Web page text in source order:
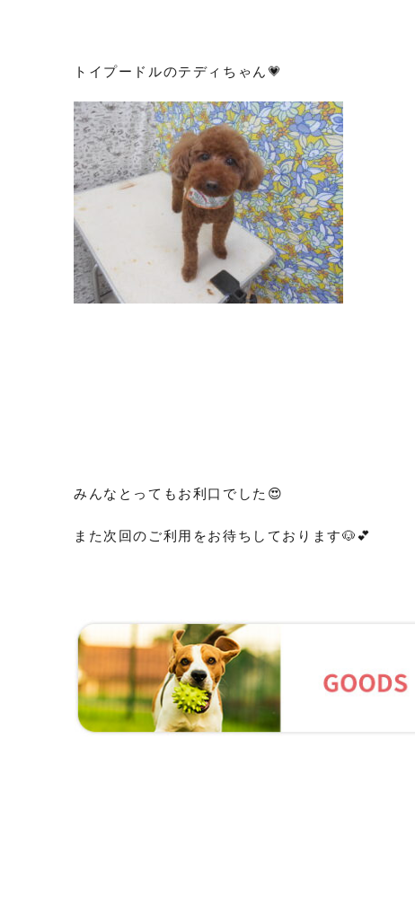
トイプードルのテディちゃん💗
みんなとってもお利口でした😍
また次回のご利用をお待ちしております🐶💕